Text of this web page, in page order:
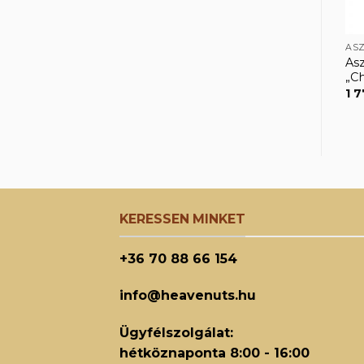
1
KERESSEN MINKET
+36 70 88 66 154
info@heavenuts.hu
Ügyfélszolgálat:
hétköznaponta 8:00 - 16:00